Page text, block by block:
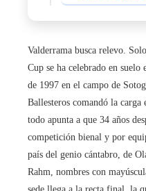
Valderrama busca relevo.
Cup se ha celebrado en
de 1997 en el campo de
Ballesteros comandó la carga
todo apunta a que 34 años
competición bienal y por
país del genio cántabro, de
Rahm, nombres con